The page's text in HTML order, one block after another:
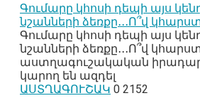
Գումարը կհոսի դեպի այս
նշանների ձեռքը․․․Ո՞վ
Գումարը կհոսի դեպի այս
նշանների ձեռքը․․․Ո՞վ
աստղագուշակական
կարող են ազդել
ԱՍՏՂԱԳՈՒՇԱԿ 0 2152